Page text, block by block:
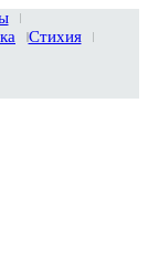
Стихия